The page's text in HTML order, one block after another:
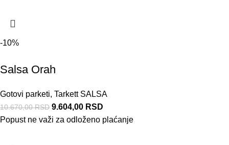
-10%
Salsa Orah
Gotovi parketi, Tarkett SALSA
10.670,00RSD 9.604,00 RSD
Popust ne važi za odloženo plaćanje